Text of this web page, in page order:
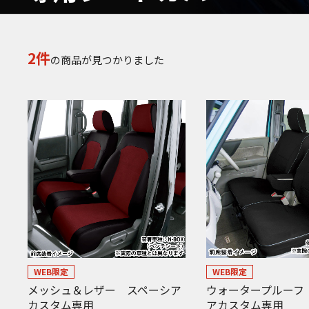
2件の商品が見つかりました
WEB限定
メッシュ＆レザー スペーシア
カスタム専用
WEB限定
ウォータープルー
アカスタム専用